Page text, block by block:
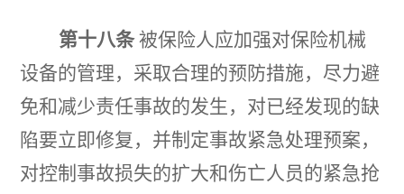
第十八条 被保险人应加强对保险机械
设备的管理，采取合理的预防措施，尽力避
免和减少责任事故的发生，对已经发现的缺
陷要立即修复，并制定事故紧急处理预案，
对控制事故损失的扩大和伤亡人员的紧急抢